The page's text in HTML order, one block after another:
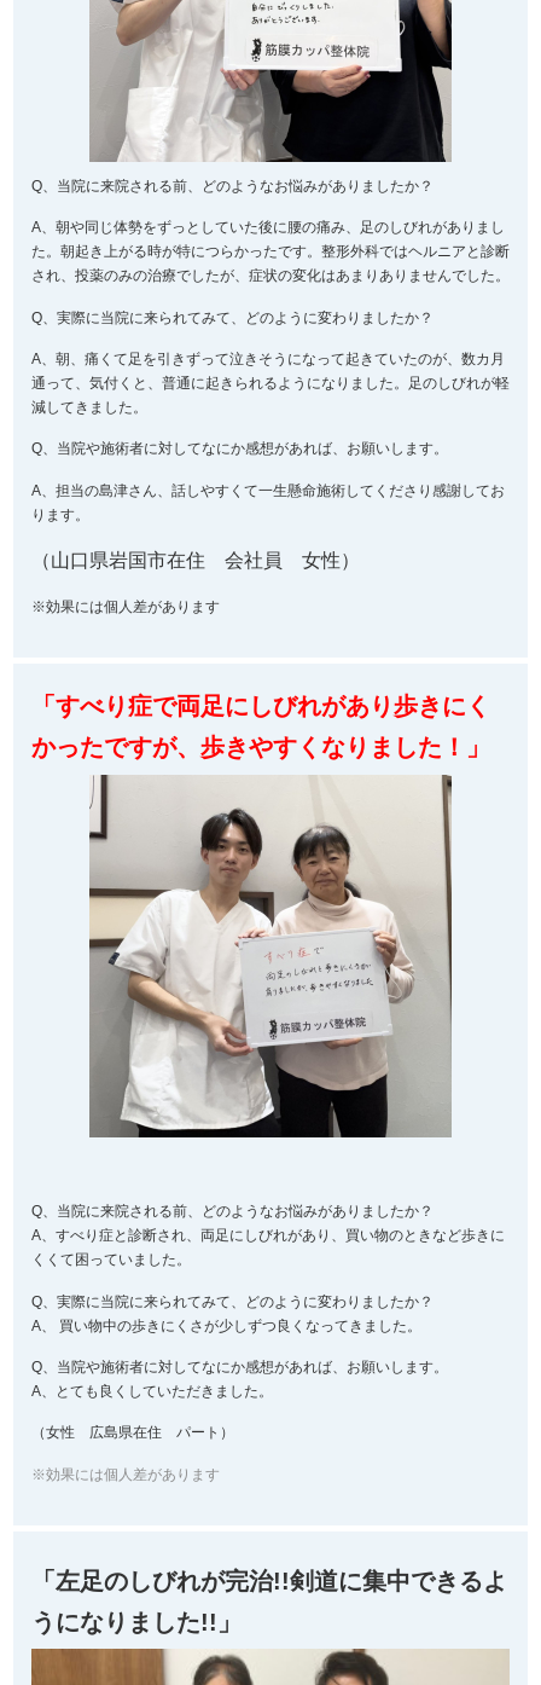
Q、当院に来院される前、どのようなお悩みがありましたか？
A、朝や同じ体勢をずっとしていた後に腰の痛み、足のしびれがありまし
た。朝起き上がる時が特につらかったです。整形外科ではヘルニアと診断
され、投薬のみの治療でしたが、症状の変化はあまりありませんでした。
Q、実際に当院に来られてみて、どのように変わりましたか？
A、朝、痛くて足を引きずって泣きそうになって起きていたのが、数カ月
通って、気付くと、普通に起きられるようになりました。足のしびれが軽
減してきました。
Q、当院や施術者に対してなにか感想があれば、お願いします。
A、担当の島津さん、話しやすくて一生懸命施術してくださり感謝してお
ります。
（山口県岩国市在住 会社員 女性）
※効果には個人差があります
「すべり症で両足にしびれがあり歩きにく
かったですが、歩きやすくなりました！」
Q、当院に来院される前、どのようなお悩みがありましたか？
A、すべり症と診断され、両足にしびれがあり、買い物のときなど歩きに
くくて困っていました。
Q、実際に当院に来られてみて、どのように変わりましたか？
A、 買い物中の歩きにくさが少しずつ良くなってきました。
Q、当院や施術者に対してなにか感想があれば、お願いします。
A、とても良くしていただきました。
（女性 広島県在住 パート）
※効果には個人差があります
「左足のしびれが完治!!剣道に集中できるよ
うになりました!!」